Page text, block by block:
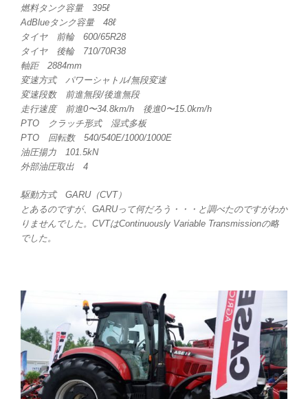
燃料タンク容量 395ℓ
AdBlueタンク容量 48ℓ
タイヤ 前輪 600/65R28
タイヤ 後輪 710/70R38
軸距 2884mm
変速方式 パワーシャトル/無段変速
変速段数 前進無段/後進無段
走行速度 前進0〜34.8km/h 後進0〜15.0km/h
PTO クラッチ形式 湿式多板
PTO 回転数 540/540E/1000/1000E
油圧揚力 101.5kN
外部油圧取出 4
駆動方式 GARU（CVT）
とあるのですが、GARUって何だろう・・・と調べたのですがわか
りませんでした。CVTはContinuously Variable Transmissionの略
でした。